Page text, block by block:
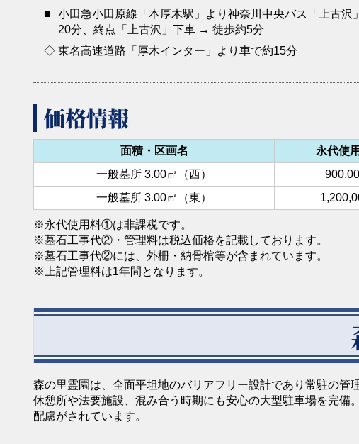
■
小田急小田原線「本厚木駅」より神奈川中央バス「上古沢
20分、終点「上古沢」下車 → 徒歩約5分
◇ 東名高速道路「厚木インター」より車で約15分
価格情報
面積・区画名 永代使
一般墓所 3.00㎡（西）
一般墓所 3.00㎡（東）
※永代使用料①は非課税です。
※墓石工事代②・管理料は税込価格を記載しております。
※墓石工事代②には、外柵・納骨棺等が含まれています。
※上記管理料は1年間となります。
森の里霊園は、全面平坦地のバリアフリー設計であり常駐の
休憩所や法要施設、混み合う時期にも安心の大型駐車場を完
配慮がされています。